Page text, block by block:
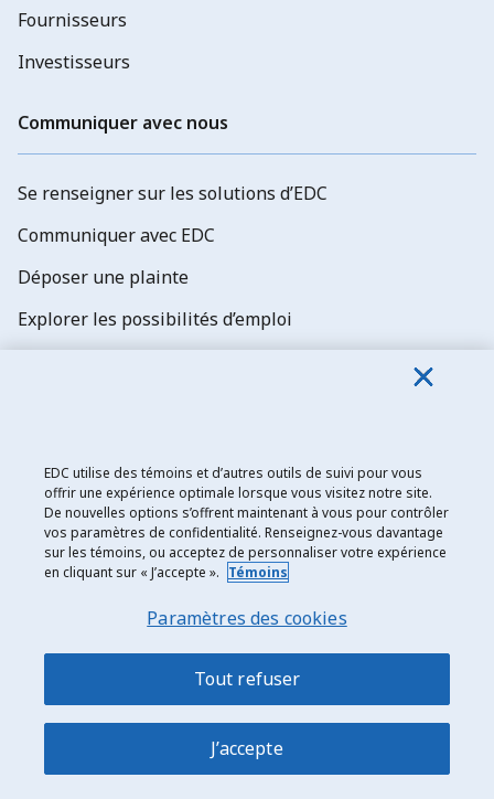
Fournisseurs
Investisseurs
Communiquer avec nous
Se renseigner sur les solutions d’EDC
Communiquer avec EDC
Déposer une plainte
Explorer les possibilités d’emploi
Exportation et développement Canada
Énoncé de confidentialité
Plan du site
EDC utilise des témoins et d’autres outils de suivi pour vous
offrir une expérience optimale lorsque vous visitez notre site.
De nouvelles options s’offrent maintenant à vous pour contrôler
vos paramètres de confidentialité. Renseignez-vous davantage
sur les témoins, ou acceptez de personnaliser votre expérience
en cliquant sur « J’accepte ». Témoins
Paramètres des cookies
Tout refuser
J’accepte